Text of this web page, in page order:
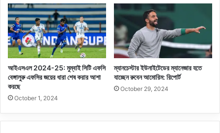
আইএসএল 2024-25: মুম্বাই সিটি এফসি
বেঙ্গালুরু এফসির জয়ের ধারা শেষ করার আশা
করছে
October 1, 2024
ম্যানচেস্টার ইউনাইটেডের ম্যানেজার হতে
যাচ্ছেন রুবেন আমোরিম: রিপোর্ট
October 29, 2024